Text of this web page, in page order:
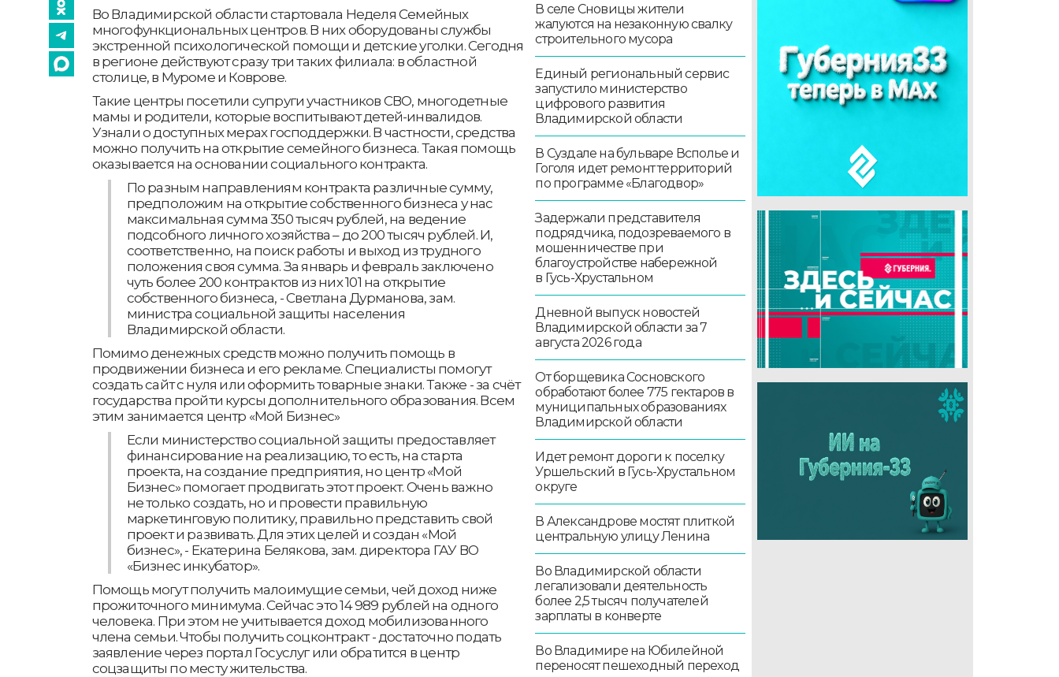
Во Владимирской области стартовала Неделя Семейных
многофункциональных центров. В них оборудованы службы
экстренной психологической помощи и детские уголки. Сегодня
в регионе действуют сразу три таких филиала: в областной
столице, в Муроме и Коврове.
Такие центры посетили супруги участников СВО, многодетные
мамы и родители, которые воспитывают детей-инвалидов.
Узнали о доступных мерах господдержки. В частности, средства
можно получить на открытие семейного бизнеса. Такая помощь
оказывается на основании социального контракта.
По разным направлениям контракта различные сумму,
предположим на открытие собственного бизнеса у нас
максимальная сумма 350 тысяч рублей, на ведение
подсобного личного хозяйства – до 200 тысяч рублей. И,
соответственно, на поиск работы и выход из трудного
положения своя сумма. За январь и февраль заключено
чуть более 200 контрактов из них 101 на открытие
собственного бизнеса, - Светлана Дурманова, зам.
министра социальной защиты населения
Владимирской области.
Помимо денежных средств можно получить помощь в
продвижении бизнеса и его рекламе. Специалисты помогут
создать сайт с нуля или оформить товарные знаки. Также - за счёт
государства пройти курсы дополнительного образования. Всем
этим занимается центр «Мой Бизнес»
Если министерство социальной защиты предоставляет
финансирование на реализацию, то есть, на старта
проекта, на создание предприятия, но центр «Мой
Бизнес» помогает продвигать этот проект. Очень важно
не только создать, но и провести правильную
маркетинговую политику, правильно представить свой
проект и развивать. Для этих целей и создан «Мой
бизнес», - Екатерина Белякова, зам. директора ГАУ ВО
«Бизнес инкубатор».
Помощь могут получить малоимущие семьи, чей доход ниже
прожиточного минимума. Сейчас это 14 989 рублей на одного
человека. При этом не учитывается доход мобилизованного
члена семьи. Чтобы получить соцконтракт - достаточно подать
заявление через портал Госуслуг или обратится в центр
соцзащиты по месту жительства.
В селе Сновицы жители
жалуются на незаконную свалку
строительного мусора
Единый региональный сервис
запустило министерство
цифрового развития
Владимирской области
В Суздале на бульваре Всполье и
Гоголя идет ремонт территорий
по программе «Благодвор»
Задержали представителя
подрядчика, подозреваемого в
мошенничестве при
благоустройстве набережной
в Гусь-Хрустальном
Дневной выпуск новостей
Владимирской области за 7
августа 2026 года
От борщевика Сосновского
обработают более 775 гектаров в
муниципальных образованиях
Владимирской области
Идет ремонт дороги к поселку
Уршельский в Гусь-Хрустальном
округе
В Александрове мостят плиткой
центральную улицу Ленина
Во Владимирской области
легализовали деятельность
более 2,5 тысяч получателей
зарплаты в конверте
Во Владимире на Юбилейной
переносят пешеходный переход